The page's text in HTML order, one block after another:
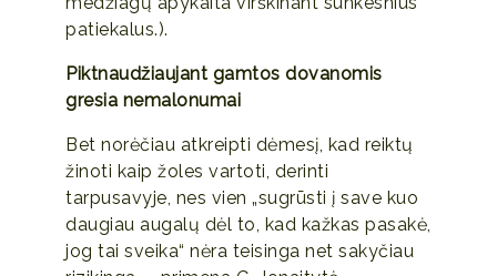
patiekalus.).
Piktnaudžiaujant gamtos dovanomis
gresia nemalonumai
Bet norėčiau atkreipti dėmesį, kad reiktų
žinoti kaip žoles vartoti, derinti
tarpusavyje, nes vien „sugrūsti į save kuo
daugiau augalų dėl to, kad kažkas pasakė,
jog tai sveika“ nėra teisinga net sakyčiau